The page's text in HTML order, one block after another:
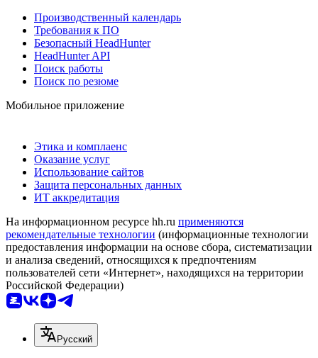
Производственный календарь
Требования к ПО
Безопасный HeadHunter
HeadHunter API
Поиск работы
Поиск по резюме
Мобильное приложение
Этика и комплаенс
Оказание услуг
Использование сайтов
Защита персональных данных
ИТ аккредитация
На информационном ресурсе hh.ru применяются
рекомендательные технологии (информационные технологии
предоставления информации на основе сбора, систематизации
и анализа сведений, относящихся к предпочтениям
пользователей сети «Интернет», находящихся на территории
Российской Федерации)
Русский